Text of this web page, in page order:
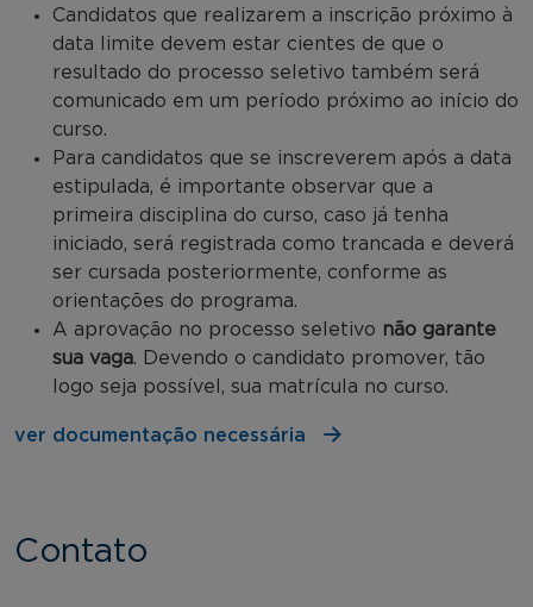
Candidatos que realizarem a inscrição próximo à
data limite devem estar cientes de que o
resultado do processo seletivo também será
comunicado em um período próximo ao início do
curso.
Para candidatos que se inscreverem após a data
estipulada, é importante observar que a
primeira disciplina do curso, caso já tenha
iniciado, será registrada como trancada e deverá
ser cursada posteriormente, conforme as
orientações do programa.
A aprovação no processo seletivo não garante
sua vaga. Devendo o candidato promover, tão
logo seja possível, sua matrícula no curso.
ver documentação necessária
Contato